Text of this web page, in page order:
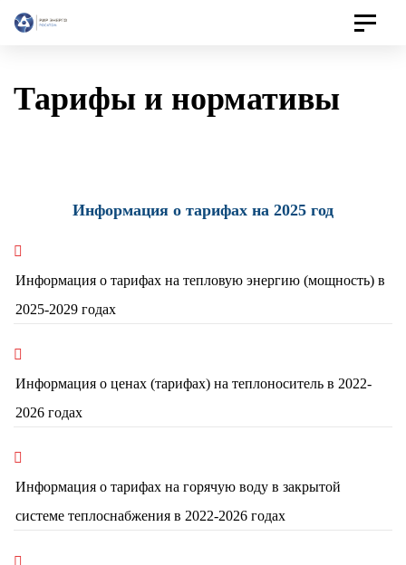
Toggle
Тарифы и нормативы
Информация о тарифах на 2025 год
Информация о тарифах на тепловую энергию (мощность) в
2025-2029 годах
Информация о ценах (тарифах) на теплоноситель в 2022-
2026 годах
Информация о тарифах на горячую воду в закрытой
системе теплоснабжения в 2022-2026 годах